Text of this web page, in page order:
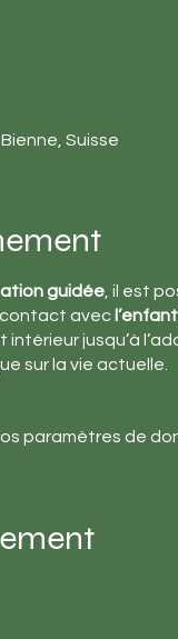
Suisse
guidée, il est
contact avec
jusqu’à
sur la vie actuelle.
paramètres de